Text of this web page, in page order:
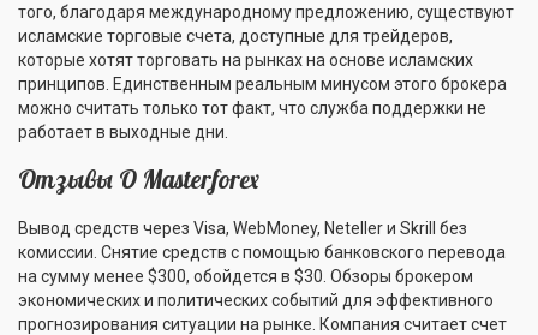
того, благодаря международному предложению, существуют
исламские торговые счета, доступные для трейдеров,
которые хотят торговать на рынках на основе исламских
принципов. Единственным реальным минусом этого брокера
можно считать только тот факт, что служба поддержки не
работает в выходные дни.
Отзывы О Masterforex
Вывод средств через Visa, WebMoney, Neteller и Skrill без
комиссии. Снятие средств с помощью банковского перевода
на сумму менее $300, обойдется в $30. Обзоры брокером
экономических и политических событий для эффективного
прогнозирования ситуации на рынке. Компания считает счет